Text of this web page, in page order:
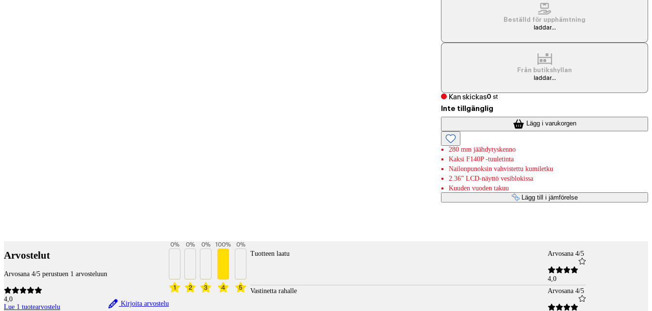
Beställd för upphämtning
laddar...
Från butikshyllan
laddar...
Kan skickas0 st
Inte tillgänglig
Lägg i varukorgen
280 mm jäähdytyskenno
Kaksi F140P -tuuletinta
Nailonpunoksin vahvistettu kumiletku
2.36” LCD-näyttö vesiblokissa
Kuuden vuoden takuu
Lägg till i jämförelse
Arvostelut
Arvosana 4/5 perustuen 1 arvosteluun
4,0
Lue 1 tuotearvostelu
Kirjoita arvostelu
1
0%
2
0%
3
0%
4
100%
5
0%
Tuotteen laatu Arvosana 4/5
4,0
Vastinetta rahalle
Arvosana 4/5